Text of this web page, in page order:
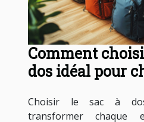
Comment
dos idéal pour
Choisir le sac à
transformer chaque